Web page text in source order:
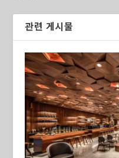
관련 게시물